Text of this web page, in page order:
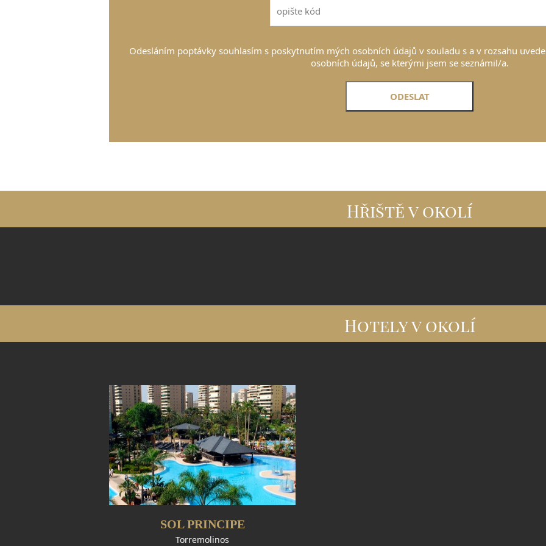
Odesláním poptávky souhlasím s poskytnutím mých osobních údajů v souladu s a v rozsahu
osobních údajů, se kterými jsem se seznámil/a.
Hřiště v okolí
Hotely v okolí
SOL PRINCIPE
Torremolinos